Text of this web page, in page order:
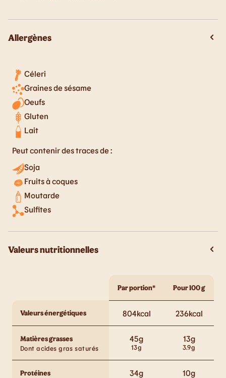
Allergènes
Céleri
Graines de sésame
Oeufs
Gluten
Lait
Peut contenir des traces de :
Soja
Fruits à coques
Moutarde
Sulfites
Valeurs nutritionnelles
Par portion* Pour 100 g
Valeurs énergétiques 804kcal 236kcal
Matières grasses 45g 13g
Dont acides gras saturés 13g 3.9g
Protéines 34g 10g